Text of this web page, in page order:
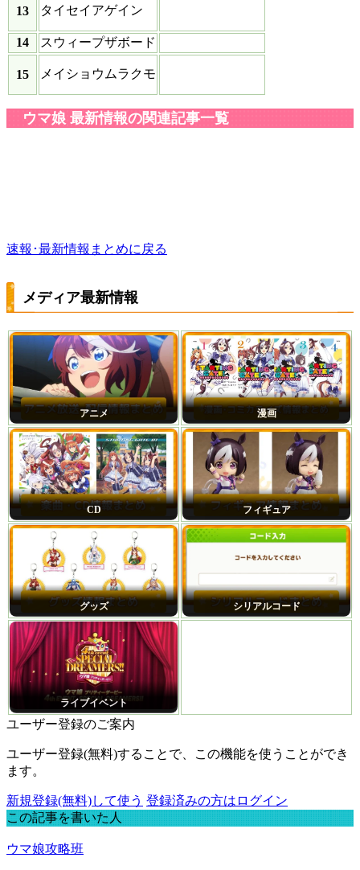
13 タイセイアゲイン
14 スウィープザボード
15 メイショウムラクモ
ウマ娘 最新情報の関連記事一覧
速報･最新情報まとめに戻る
メディア最新情報
アニメ 漫画
CD フィギュア
グッズ シリアルコード
ライブイベント
ユーザー登録のご案内
ユーザー登録(無料)することで、この機能を使うことができ
ます。
新規登録(無料)して使う 登録済みの方はログイン
この記事を書いた人
ウマ娘攻略班